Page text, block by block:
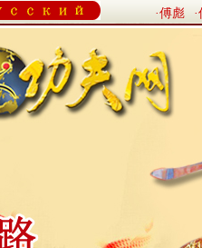
·傅彪